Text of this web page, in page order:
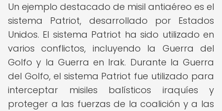
Un ejemplo destacado de misil antiaéreo es el
sistema Patriot, desarrollado por Estados
Unidos. El sistema Patriot ha sido utilizado en
varios conflictos, incluyendo la Guerra del
Golfo y la Guerra en Irak. Durante la Guerra
del Golfo, el sistema Patriot fue utilizado para
interceptar misiles balísticos iraquíes y
proteger a las fuerzas de la coalición y a las